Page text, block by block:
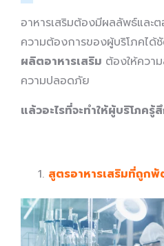
อาหารเสริมต้องมีผลลัพธ์และ
ความต้องการของผู้บริโภคไ
ผลิตอาหารเสริม ต้องให้ควา
ความปลอดภัย
แล้วอะไรที่จะทำให้ผู้บริโภค
สูตรอาหารเสริมที่ถูก